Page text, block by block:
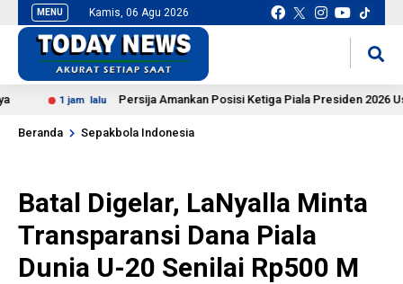
MENU Kamis, 06 Agu 2026
1 jam lalu Persija Amankan Posisi Ketiga Piala Presiden 2026 Usai
Beranda Sepakbola Indonesia
Batal Digelar, LaNyalla Minta
Transparansi Dana Piala
Dunia U-20 Senilai Rp500 M